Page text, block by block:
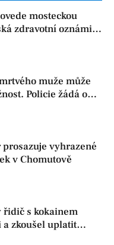
mosteckou
zdravotní oznámila
muže může
Policie žádá o
vyhrazené
v Chomutově
řidič s kokainem
zkoušel uplatit